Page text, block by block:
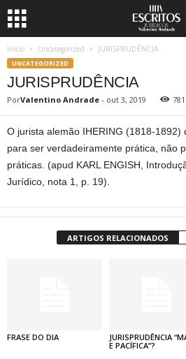
Início Uncategorized JURISPRUDÊNCIA
UNCATEGORIZED
JURISPRUDÊNCIA
PorValentino Andrade - out 3, 2019 781
O jurista alemão IHERING (1818-1892)
para ser verdadeiramente prática, não
práticas. (apud KARL ENGISH,
Jurídico, nota 1, p. 19).
ARTIGOS RELACIONADOS
FRASE DO DIA
JURISPRUDÊNCIA
E PACÍFICA”?